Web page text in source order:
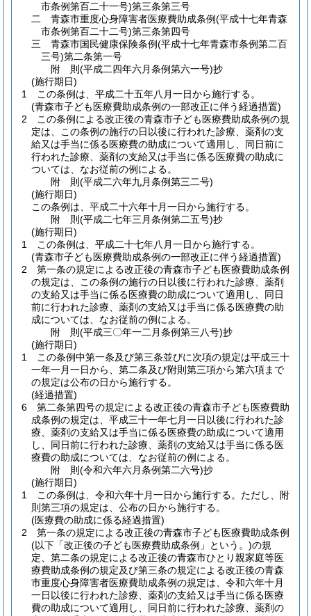
市条例第百二十一号)第三条第三号
二
青森市重度心身障害者医療費助成条例(平成十七年青森
市条例第百二十二号)第三条第四号
三
青森市国民健康保険条例(平成十七年青森市条例第二百
三号)第二条第一号
附 則(平成二四年六月条例第六一号)抄
(施行期日)
1
この条例は、平成二十五年八月一日から施行する。
(青森市子ども医療費助成条例の一部改正に伴う経過措置)
2
この条例による改正後の青森市子ども医療費助成条例の規
定は、この条例の施行の日以後に行われた診療、薬剤の支
給又は手当に係る医療費の助成について適用し、同日前に
行われた診療、薬剤の支給又は手当に係る医療費の助成に
ついては、なお従前の例による。
附 則(平成二六年九月条例第三二号)
(施行期日)
この条例は、平成二十六年十月一日から施行する。
附 則(平成二七年三月条例第二五号)抄
(施行期日)
1
この条例は、平成二十七年八月一日から施行する。
(青森市子ども医療費助成条例の一部改正に伴う経過措置)
2
第一条の規定による改正後の青森市子ども医療費助成条例
の規定は、この条例の施行の日以後に行われた診療、薬剤
の支給又は手当に係る医療費の助成について適用し、同日
前に行われた診療、薬剤の支給又は手当に係る医療費の助
成については、なお従前の例による。
附 則(平成三〇年一二月条例第三八号)抄
(施行期日)
1
この条例中第一条及び第三条並びに次項の規定は平成三十
一年一月一日から、第二条及び附則第三項から第六項まで
の規定は公布の日から施行する。
(経過措置)
6
第二条第四号の規定による改正後の青森市子ども医療費助
成条例の規定は、平成三十一年七月一日以後に行われた診
療、薬剤の支給又は手当に係る医療費の助成について適用
し、同日前に行われた診療、薬剤の支給又は手当に係る医
療費の助成については、なお従前の例による。
附 則(令和六年六月条例第二六号)抄
(施行期日)
1
この条例は、令和六年十月一日から施行する。 ただし、附
則第三項の規定は、公布の日から施行する。
(医療費の助成に係る経過措置)
2
第一条の規定による改正後の青森市子ども医療費助成条例
(以下「改正後の子ども医療費助成条例」という。)の規
定、第二条の規定による改正後の青森市ひとり親家庭等医
療費助成条例の規定及び第三条の規定による改正後の青森
市重度心身障害者医療費助成条例の規定は、令和六年十月
一日以後に行われた診療、薬剤の支給又は手当に係る医療
費の助成について適用し、同日前に行われた診療、薬剤の